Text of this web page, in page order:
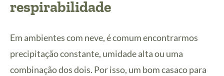
respirabilidade
Em ambientes com neve, é comum encontrarmos
precipitação constante, umidade alta ou uma
combinação dos dois. Por isso, um bom casaco para